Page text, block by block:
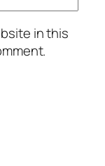
in this